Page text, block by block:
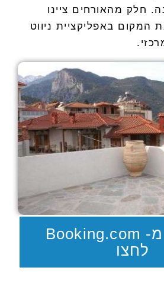
חלק מהאורחים ציינו
באפליקציית ניווט
להזמנה מ- Booking.com
לחצו